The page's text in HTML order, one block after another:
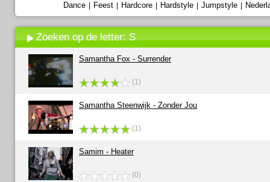
Dance Feest Hardcore Hardstyle Jumpstyle
Zoeken op de letter: S
Samantha Fox - Surrender
(1)
Samantha Steenwijk - Zonder Jou
(1)
Samim - Heater
(0)